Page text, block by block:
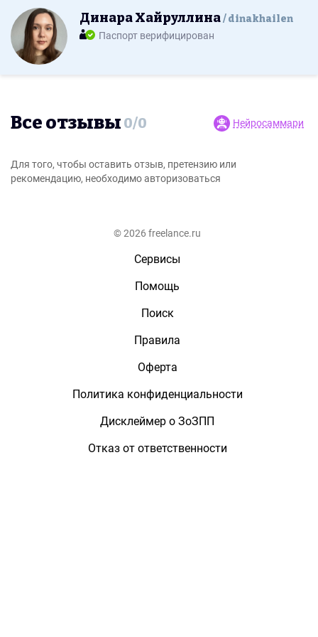
Динара Хайруллина dinakhailen
Паспорт верифицирован
Все отзывы 0/0 Нейросаммари
Для того, чтобы оставить отзыв, претензию или
рекомендацию, необходимо авторизоваться
© 2026 freelance.ru
Сервисы
Помощь
Поиск
Правила
Оферта
Политика конфиденциальности
Дисклеймер о ЗоЗПП
Отказ от ответственности